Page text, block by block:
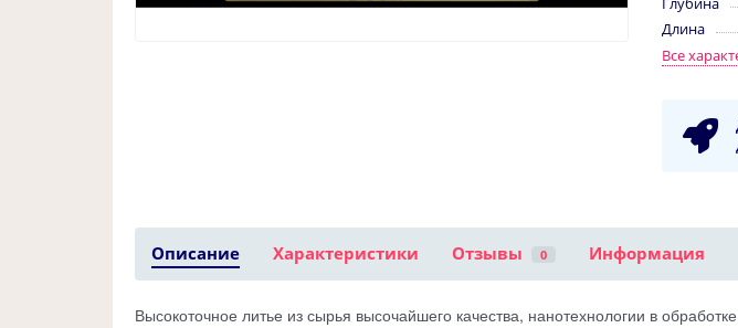
Длина
Все
Описание Характеристики Отзывы 0 Информация
Высокоточное литье из сырья высочайшего качества, нанотехнологии в